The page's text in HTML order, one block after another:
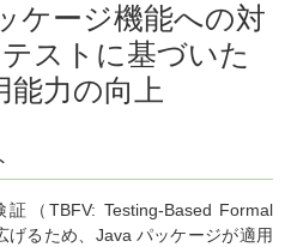
ケージ機能への対
ストに基づいた
能力の向上
（TBFV: Testing-Based Formal
げるため、Java パッケージが適用